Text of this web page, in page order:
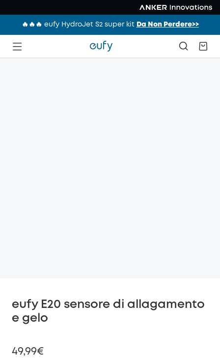
🔥🔥🔥 eufy HydroJet S2 super kit Da Non Perdere>>
eufy E20 sensore di allagamento
e gelo
49,99€